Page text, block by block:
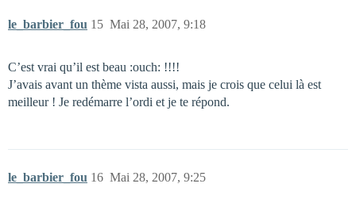
le_barbier_fou Mai 28, 2007, 9:18
15
C’est vrai qu’il est beau :ouch: !!!!
J’avais avant un thème vista aussi, mais je crois que celui là est
meilleur ! Je redémarre l’ordi et je te répond.
le_barbier_fou Mai 28, 2007, 9:25
16